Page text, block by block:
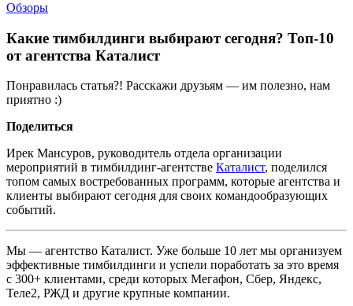
Обзоры
Какие тимбилдинги выбирают сегодня? Топ-10
от агентства Каталист
Понравилась статья?! Расскажи друзьям — им полезно, нам
приятно :)
Поделиться
Ирек Мансуров, руководитель отдела организации
мероприятий в тимбилдинг-агентстве Каталист, поделился
топом самых востребованных программ, которые агентства и
клиенты выбирают сегодня для своих командообразующих
событий.
Мы — агентство Каталист. Уже больше 10 лет мы организуем
эффективные тимбилдинги и успели поработать за это время
с 300+ клиентами, среди которых Мегафон, Сбер, Яндекс,
Теле2, РЖД и другие крупные компании.